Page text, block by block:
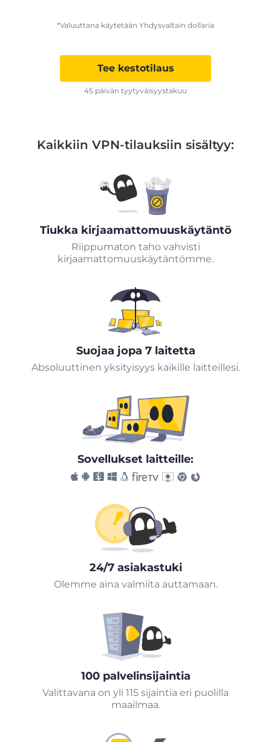
*Valuuttana käytetään Yhdysvaltain dollaria
Tee kestotilaus
45 päivän tyytyväisyystakuu
Kaikkiin VPN-tilauksiin sisältyy:
Tiukka kirjaamattomuuskäytäntö
Riippumaton taho vahvisti
kirjaamattomuuskäytäntömme.
Suojaa jopa 7 laitetta
Absoluuttinen yksityisyys kaikille laitteillesi.
Sovellukset laitteille:
24/7 asiakastuki
Olemme aina valmiita auttamaan.
100 palvelinsijaintia
Valittavana on yli 115 sijaintia eri puolilla
maailmaa.